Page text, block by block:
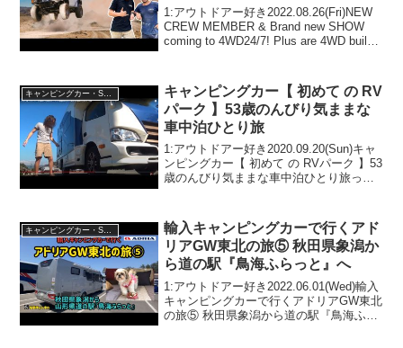
far?
1:アウトドアー好き2022.08.26(Fri)NEW
CREW MEMBER & Brand new SHOW
coming to 4WD24/7! Plus are 4WD builds
キャンピングカー【 初めて の RV
パーク 】53歳のんびり気ままな
車中泊ひとり旅
1:アウトドアー好き2020.09.20(Sun)キャ
ンピングカー【 初めて の RVパーク 】53
歳のんびり気ままな車中泊ひとり旅って
動画は注目です...
キャンピングカー・SUV人気車種
輸入キャンピングカーで行くアド
リアGW東北の旅⑤ 秋田県象潟か
ら道の駅『鳥海ふらっと』へ
1:アウトドアー好き2022.06.01(Wed)輸入
キャンピングカーで行くアドリアGW東北
の旅⑤ 秋田県象潟から道の駅『鳥海ふら